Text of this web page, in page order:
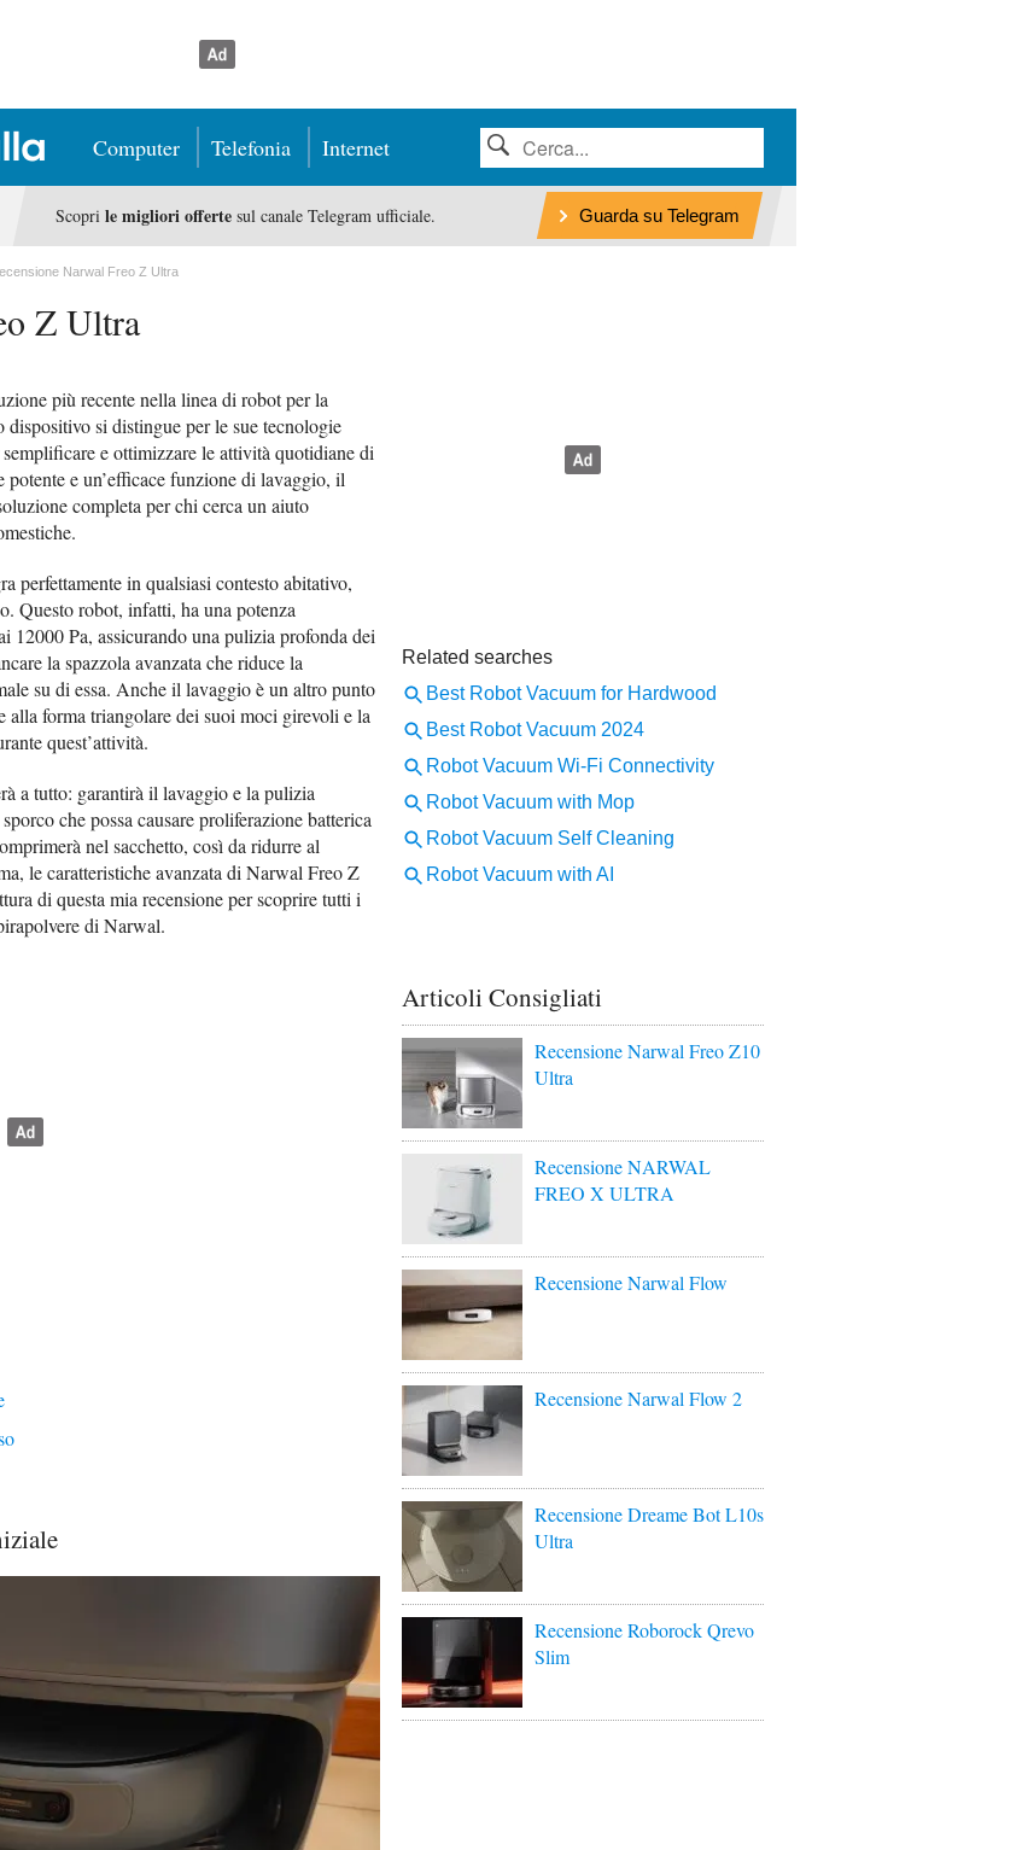
Computer Telefonia Internet
Scopri le migliori offertesul canale Telegram ufficiale. Guarda su Telegram
Narwal Freo Z Ultra
Z Ultra
più recente nella linea di robot per la
si distingue per le sue tecnologie
e ottimizzare le attività quotidiane di
e un’efficace funzione di lavaggio, il
completa per chi cerca un aiuto
perfettamente in qualsiasi contesto abitativo,
Questo robot, infatti, ha una potenza
12000 Pa, assicurando una pulizia profonda dei
la spazzola avanzata che riduce la
su di essa. Anche il lavaggio è un altro punto
alla forma triangolare dei suoi moci girevoli e la
quest’attività.
a tutto: garantirà il lavaggio e la pulizia
che possa causare proliferazione batterica
nel sacchetto, così da ridurre al
le caratteristiche avanzata di Narwal Freo Z
di questa mia recensione per scoprire tutti i
di Narwal.
Articoli Consigliati
Recensione Narwal Freo Z10
Ultra
Recensione NARWAL
FREO X ULTRA
Recensione Narwal Flow
Recensione Narwal Flow 2
Recensione Dreame Bot L10s
Ultra
Recensione Roborock Qrevo
Slim